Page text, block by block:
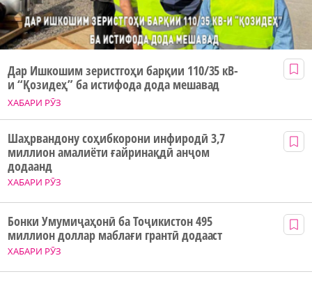
ХАБАРИ РӮЗ
Дар Ишкошим зеристгоҳи барқии 110/35 кВ-
и “Қозидеҳ” ба истифода дода мешавад
ХАБАРИ РӮЗ
Шаҳрвандону соҳибкорони инфиродӣ 3,7
миллион амалиёти ғайринақдӣ анҷом
додаанд
ХАБАРИ РӮЗ
Бонки Умумиҷаҳонӣ ба Тоҷикистон 495
миллион доллар маблағи грантӣ додааст